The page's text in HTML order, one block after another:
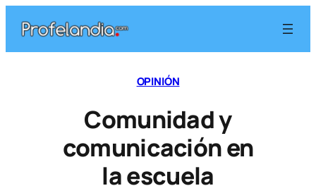
contenido
OPINIÓN
Comunidad y
comunicación en
la escuela